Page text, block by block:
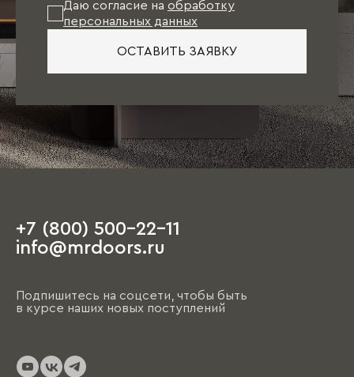
Даю согласие на обработку
персональных данных
ОСТАВИТЬ ЗАЯВКУ
+7 (800) 500-22-11
info@mrdoors.ru
Подпишитесь на соцсети, чтобы быть
в курсе наших новых поступлений